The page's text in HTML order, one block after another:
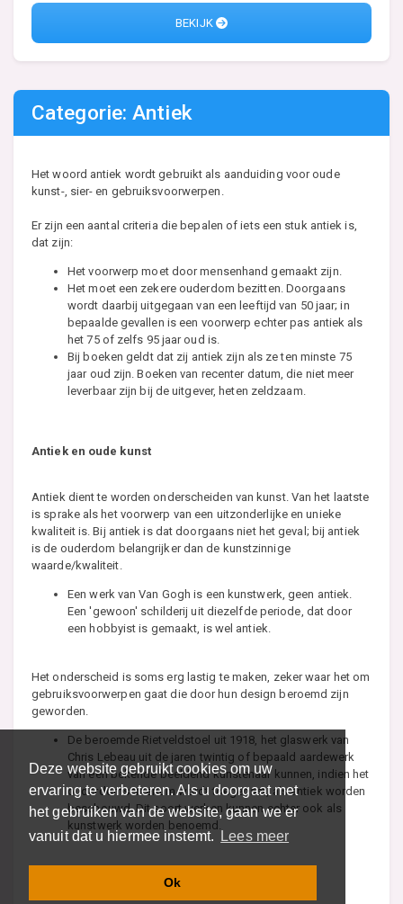
Deze website gebruikt cookies om uw
ervaring te verbeteren. Als u doorgaat met
het gebruiken van de website, gaan we er
vanuit dat u hiermee instemt.
Lees meer
Ok
BEKIJK
Categorie: Antiek
Het woord antiek wordt gebruikt als aanduiding voor oude
kunst-, sier- en gebruiksvoorwerpen.
Er zijn een aantal criteria die bepalen of iets een stuk antiek is,
dat zijn:
Het voorwerp moet door mensenhand gemaakt zijn.
Het moet een zekere ouderdom bezitten. Doorgaans
wordt daarbij uitgegaan van een leeftijd van 50 jaar; in
bepaalde gevallen is een voorwerp echter pas antiek als
het 75 of zelfs 95 jaar oud is.
Bij boeken geldt dat zij antiek zijn als ze ten minste 75
jaar oud zijn. Boeken van recenter datum, die niet meer
leverbaar zijn bij de uitgever, heten zeldzaam.
Antiek en oude kunst
Antiek dient te worden onderscheiden van kunst. Van het laatste
is sprake als het voorwerp van een uitzonderlijke en unieke
kwaliteit is. Bij antiek is dat doorgaans niet het geval; bij antiek
is de ouderdom belangrijker dan de kunstzinnige
waarde/kwaliteit.
Een werk van Van Gogh is een kunstwerk, geen antiek.
Een 'gewoon' schilderij uit diezelfde periode, dat door
een hobbyist is gemaakt, is wel antiek.
Het onderscheid is soms erg lastig te maken, zeker waar het om
gebruiksvoorwerpen gaat die door hun design beroemd zijn
geworden.
De beroemde Rietveldstoel uit 1918, het glaswerk van
Chris Lebeau uit de jaren twintig of bepaald aardewerk
van een bekende beeldend kunstenaar kunnen, indien het
ouderdomscriterium wordt toegepast, als antiek worden
beschouwd. Dit soort werken kunnen echter ook als
kunstwerk worden benoemd.